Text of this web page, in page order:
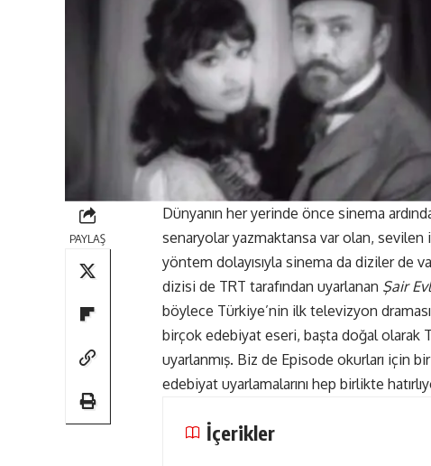
PAYLAŞ
Dünyanın her yerinde önce sinema
senaryolar yazmaktansa var olan, sevilen
yöntem dolayısıyla sinema da diziler de
dizisi de TRT tarafından uyarlanan Şair
böylece Türkiye’nin ilk televizyon
birçok edebiyat eseri, başta doğal olarak
uyarlanmış. Biz de Episode okurları için
edebiyat uyarlamalarını hep birlikte
İçerikler